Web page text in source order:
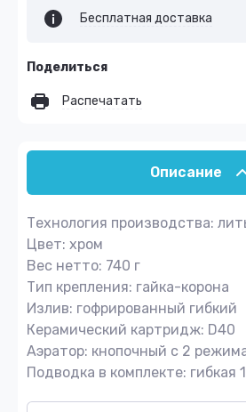
Бесплатная доставка
Поделиться
Распечатать
Описание
Технология производства:
Цвет: хром
Вес нетто: 740 г
Тип крепления: гайка-корона
Излив: гофрированный гибкий
Керамический картридж: D40
Аэратор: кнопочный с 2
Подводка в комплекте: гибкая